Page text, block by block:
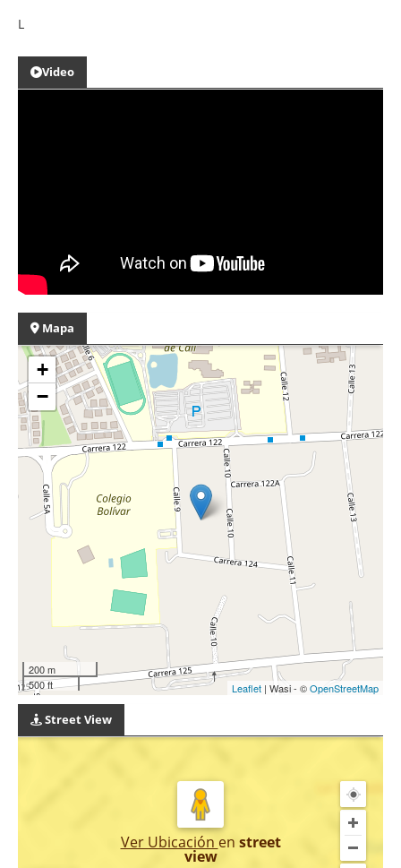
L
Video
Mapa
+
−
200 m
500 ft
Leaflet | Wasi - ©OpenStreetMap
Street View
Ver Ubicación en street
view